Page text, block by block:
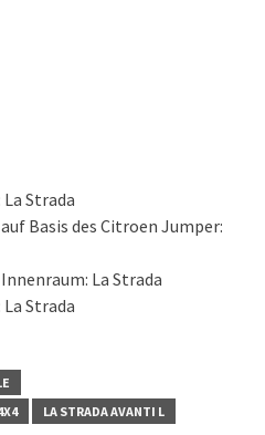
Strada
Basis des Citroen Jumper:
La Strada
Strada
LA STRADA AVANTI L